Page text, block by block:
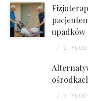
upadków
2
3